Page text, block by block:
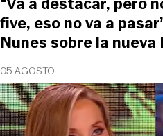
05 AGOSTO
five, eso no va a
Nunes sobre la nueva